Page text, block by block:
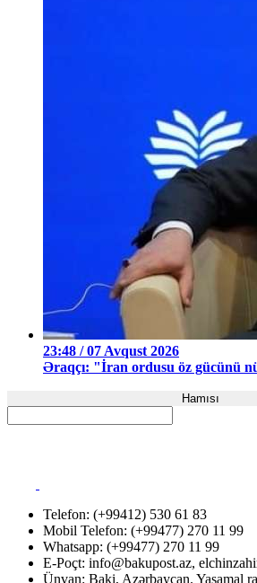
23:48 / 07 Avqust 2026
Əraqçı: "İran ordusu öz gücünü
Hamısı
Telefon: (+99412) 530 61 83
Mobil Telefon: (+99477) 270 11 99
Whatsapp: (+99477) 270 11 99
E-Poçt: info@bakupost.az,
Ünvan: Baki, Azərbaycan. Yasamal